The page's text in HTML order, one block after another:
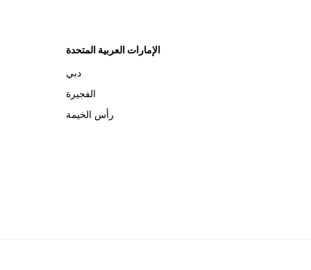
الإمارات العربية المتحدة
دبي
الفجيرة
رأس الخيمة